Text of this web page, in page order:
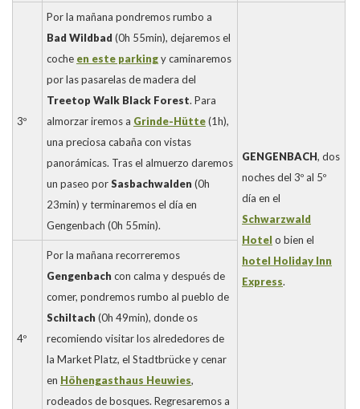
3º
Por la mañana pondremos rumbo a
Bad Wildbad (0h 55min), dejaremos el
coche en este parkingy caminaremos
por las pasarelas de madera del
Treetop Walk Black Forest. Para
almorzar iremos a Grinde-Hütte(1h),
una preciosa cabaña con vistas
panorámicas. Tras el almuerzo daremos
un paseo porSasbachwalden (0h
23min) y terminaremos el día en
Gengenbach (0h 55min).
GENGENBACH, dos
noches del 3º al 5º
día en el
Schwarzwald
Hotel o bien el
hotel Holiday Inn
Express.
4º
Por la mañana recorreremos
Gengenbach con calma y después de
comer, pondremos rumbo al pueblo de
Schiltach (0h 49min), donde os
recomiendo visitar los alrededores de
la Market Platz, el Stadtbrücke y cenar
en Höhengasthaus Heuwies,
rodeados de bosques. Regresaremos a